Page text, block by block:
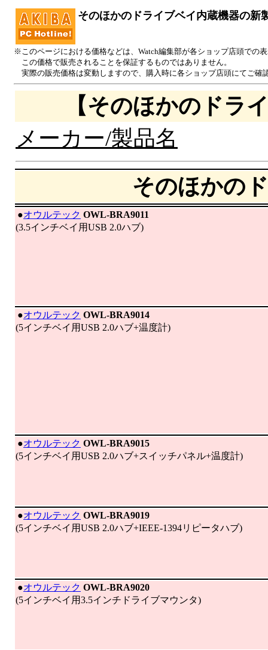
そのほかのドライブベイ内蔵機器の新
※このページにおける価格などは、Watch編集部が各ショップ店頭での
この価格で販売されることを保証するものではありません。
実際の販売価格は変動しますので、購入時に各ショップ店頭にてご確
【そのほかのドラ
メーカー/製品名
そのほかの
●オウルテック OWL-BRA9011
(3.5インチベイ用USB 2.0ハブ)
●オウルテック OWL-BRA9014
(5インチベイ用USB 2.0ハブ+温度計)
●オウルテック OWL-BRA9015
(5インチベイ用USB 2.0ハブ+スイッチパネル+温度計)
●オウルテック OWL-BRA9019
(5インチベイ用USB 2.0ハブ+IEEE-1394リピータハブ)
●オウルテック OWL-BRA9020
(5インチベイ用3.5インチドライブマウンタ)